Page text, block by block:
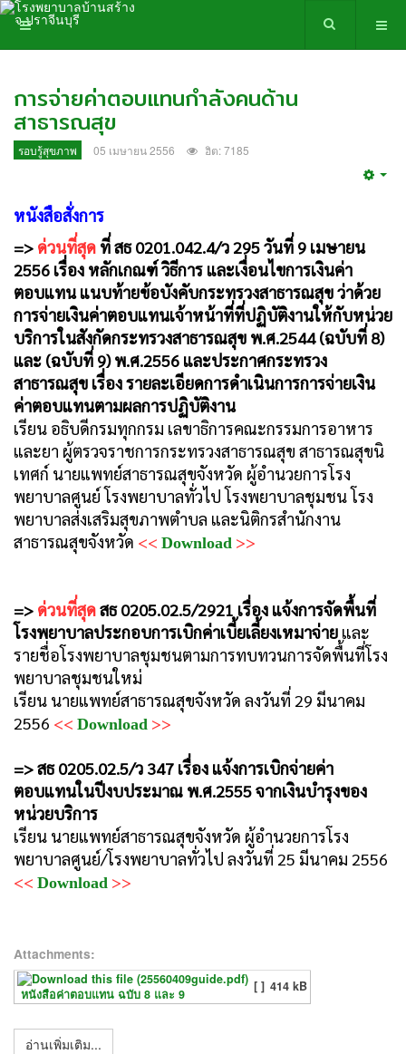
การจ่ายค่าตอบแทนกำลังคนด้าน
สาธารณสุข
รอบรู้สุขภาพ 05 เมษายน 2556 ฮิต: 7185
หนังสือสั่งการ
=> ด่วนที่สุด ที่ สธ 0201.042.4/ว 295 วันที่ 9 เมษายน
2556 เรื่อง หลักเกณฑ์ วิธีการ และเงื่อนไขการเงินค่า
ตอบแทน แนบท้ายข้อบังคับกระทรวงสาธารณสุข ว่าด้วย
การจ่ายเงินค่าตอบแทนเจ้าหน้าที่ที่ปฏิบัติงานให้กับหน่วย
บริการในสังกัดกระทรวงสาธารณสุข พ.ศ.2544 (ฉบับที่ 8)
และ (ฉบับที่ 9) พ.ศ.2556 และประกาศกระทรวง
สาธารณสุข เรื่อง รายละเอียดการดำเนินการการจ่ายเงิน
ค่าตอบแทนตามผลการปฏิบัติงาน
เรียน อธิบดีกรมทุกกรม เลขาธิการคณะกรรมการอาหาร
และยา ผู้ตรวจราชการกระทรวงสาธารณสุข สาธารณสุขนิ
เทศก์ นายแพทย์สาธารณสุขจังหวัด ผู้อำนวยการโรง
พยาบาลศูนย์ โรงพยาบาลทั่วไป โรงพยาบาลชุมชน โรง
พยาบาลส่งเสริมสุขภาพตำบล และนิติกรสำนักงาน
สาธารณสุขจังหวัด << Download >>
=> ด่วนที่สุดสธ 0205.02.5/2921 เรื่อง แจ้งการจัดพื้นที่
โรงพยาบาลประกอบการเบิกค่าเบี้ยเลี้ยงเหมาจ่าย และ
รายชื่อโรงพยาบาลชุมชนตามการทบทวนการจัดพื้นที่โรง
พยาบาลชุมชนใหม่
เรียน นายแพทย์สาธารณสุขจังหวัด ลงวันที่ 29 มีนาคม
2556 << Download >>
=> สธ 0205.02.5/ว 347 เรื่อง แจ้งการเบิกจ่ายค่า
ตอบแทนในปีงบประมาณ พ.ศ.2555 จากเงินบำรุงของ
หน่วยบริการ
เรียน นายแพทย์สาธารณสุขจังหวัด ผู้อำนวยการโรง
พยาบาลศูนย์/โรงพยาบาลทั่วไป ลงวันที่ 25 มีนาคม 2556
<< Download >>
Attachments:
หนังสือค่าตอบแทน ฉบับ 8 และ 9 [ ] 414 kB
อ่านเพิ่มเติม...